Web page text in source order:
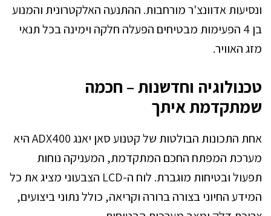
ונסיעות אדוונצ'ר מורחבות. ההתנעה האלקטרונית והמנוע
בן 4 הפעימות מבטיחים הפעלה חלקה וימינה בכל תנאי
מזג האוויר.
טכנולוגיה וחדשנות – חכמה
שמתקדמת איתך
אחת התכונות הבולטות של קטנוע סאן יאנג ADX400 היא
מערכת המפתח החכם המתקדמת, המעניקה נוחות
תפעול ובטיחות מוגברת. לוח ה-LCD הצבעוני מציג את כל
המידע החיוני בצורה ברורה וקריאה, כולל נתוני ביצועים,